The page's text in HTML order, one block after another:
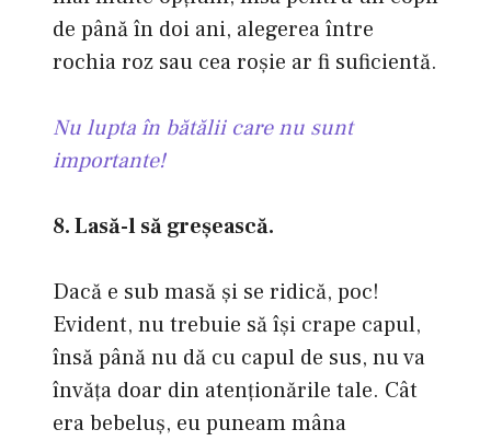
de până în doi ani, alegerea între
rochia roz sau cea roşie ar fi suficientă.
Nu lupta în bătălii care nu sunt
importante!
8. Lasă-l să greşească.
Dacă e sub masă şi se ridică, poc!
Evident, nu trebuie să îşi crape capul,
însă până nu dă cu capul de sus, nu va
învăţa doar din atenţionările tale. Cât
era bebeluş, eu puneam mâna